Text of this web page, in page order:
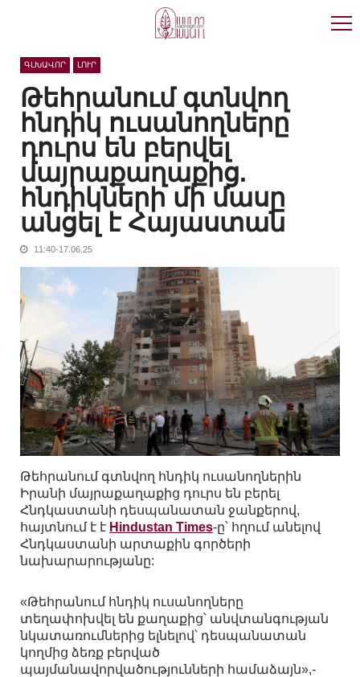
ԳԼԽԱՎՈՐ ԼՈՒՐ
Թեհրանում գտնվող
հնդիկ ուսանողները
դուրս են բերվել
մայրաքաղաքից.
հնդիկների մի մասը
անցել է Հայաստան
11:40-17.06.25
Թեհրանում գտնվող հնդիկ ուսանողներին
Իրանի մայրաքաղաքից դուրս են բերել
Հնդկաստանի դեսպանատան ջանքերով,
հայտնում է է Hindustan Times-ը՝ հղում անելով
Հնդկաստանի արտաքին գործերի
նախարարությանը:
«Թեհրանում հնդիկ ուսանողները
տեղափոխվել են քաղաքից՝ անվտանգության
նկատառումներից ելնելով՝ դեսպանատան
կողմից ձեռք բերված
պայմանավորվածությունների համաձայն»,-